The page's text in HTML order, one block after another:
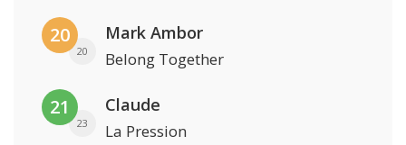
20
20
Mark Ambor
Belong Together
21
23
Claude
La Pression